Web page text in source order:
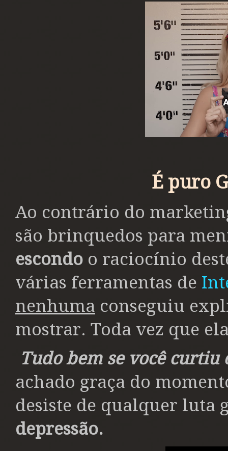
É puro
Ao contrário do
são brinquedos para
escondo o raciocínio
várias ferramentas de
nenhuma conseguiu
mostrar. Toda vez que
Tudo bem se você curtiu
achado graça do
desiste de qualquer luta
depressão.